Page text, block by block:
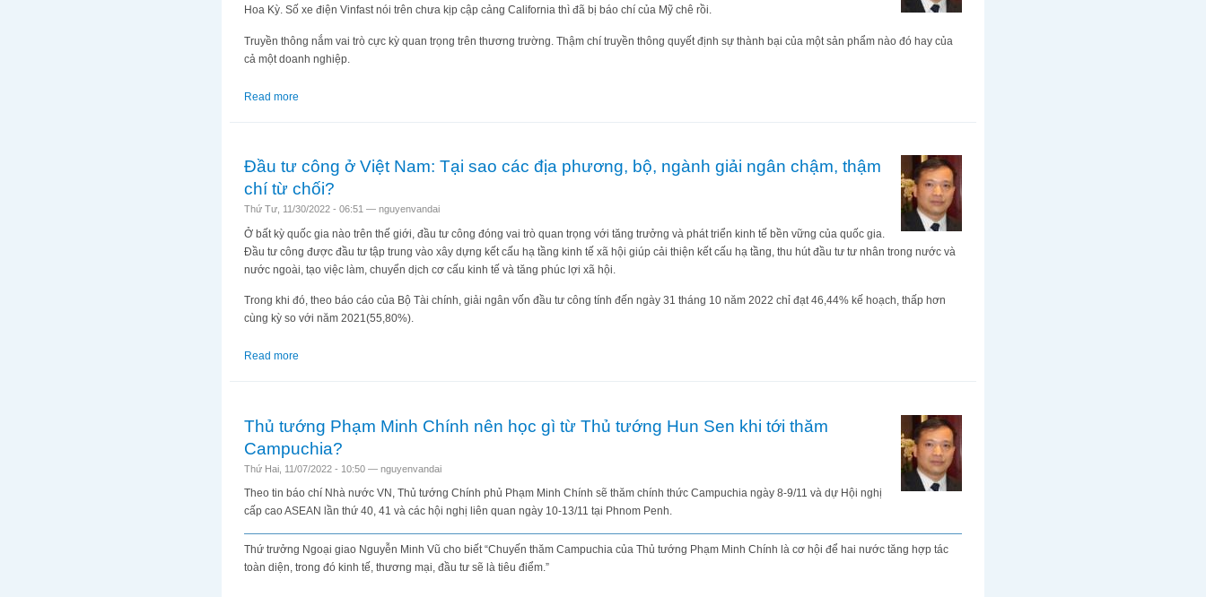
Hoa Kỳ. Số xe điện Vinfast nói trên chưa kịp cập cảng California thì đã bị báo chí của Mỹ chê rồi.
Truyền thông nắm vai trò cực kỳ quan trọng trên thương trường. Thậm chí truyền thông quyết định sự thành bại của một sản phẩm nào đó hay của
cả một doanh nghiệp.
Read more
Đầu tư công ở Việt Nam: Tại sao các địa phương, bộ, ngành giải ngân chậm, thậm
chí từ chối?
Thứ Tư, 11/30/2022 - 06:51 — nguyenvandai
Ở bất kỳ quốc gia nào trên thế giới, đầu tư công đóng vai trò quan trọng với tăng trưởng và phát triển kinh tế bền vững của quốc gia.
Đầu tư công được đầu tư tập trung vào xây dựng kết cấu hạ tầng kinh tế xã hội giúp cải thiện kết cấu hạ tầng, thu hút đầu tư tư nhân trong nước và
nước ngoài, tạo việc làm, chuyển dịch cơ cấu kinh tế và tăng phúc lợi xã hội.
Trong khi đó, theo báo cáo của Bộ Tài chính, giải ngân vốn đầu tư công tính đến ngày 31 tháng 10 năm 2022 chỉ đạt 46,44% kế hoạch, thấp hơn
cùng kỳ so với năm 2021(55,80%).
Read more
Thủ tướng Phạm Minh Chính nên học gì từ Thủ tướng Hun Sen khi tới thăm
Campuchia?
Thứ Hai, 11/07/2022 - 10:50 — nguyenvandai
Theo tin báo chí Nhà nước VN, Thủ tướng Chính phủ Phạm Minh Chính sẽ thăm chính thức Campuchia ngày 8-9/11 và dự Hội nghị
cấp cao ASEAN lần thứ 40, 41 và các hội nghị liên quan ngày 10-13/11 tại Phnom Penh.
Thứ trưởng Ngoại giao Nguyễn Minh Vũ cho biết “Chuyến thăm Campuchia của Thủ tướng Phạm Minh Chính là cơ hội để hai nước tăng hợp tác
toàn diện, trong đó kinh tế, thương mại, đầu tư sẽ là tiêu điểm.”